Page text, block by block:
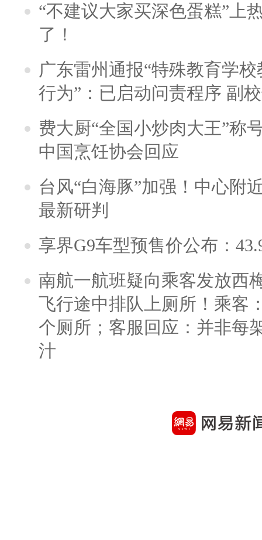
“不建议大家买深色蛋糕”上
了！
广东雷州通报“特殊教育学
行为”：已启动问责程序 副
费大厨“全国小炒肉大王”称
中国烹饪协会回应
台风“白海豚”加强！中心附
最新研判
享界G9车型预售价公布：
南航一航班疑向乘客发放西
飞行途中排队上厕所！乘客
个厕所；客服回应：并非每
汁